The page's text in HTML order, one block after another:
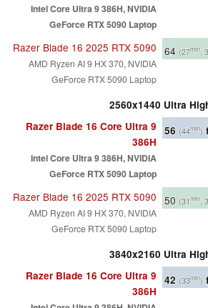
Intel Core Ultra 9 386H, NVIDIA
GeForce RTX 5090 Laptop
Razer Blade 16 2025 RTX 5090
AMD Ryzen AI 9 HX 370, NVIDIA
GeForce RTX 5090 Laptop
64 (27min ,
2560x1440 Ultra
Razer Blade 16 Core Ultra 9
386H
Intel Core Ultra 9 386H, NVIDIA
GeForce RTX 5090 Laptop
56 (44min)
Razer Blade 16 2025 RTX 5090
AMD Ryzen AI 9 HX 370, NVIDIA
GeForce RTX 5090 Laptop
50 (31min ,
3840x2160 Ultra
Razer Blade 16 Core Ultra 9
386H
42 (33min)